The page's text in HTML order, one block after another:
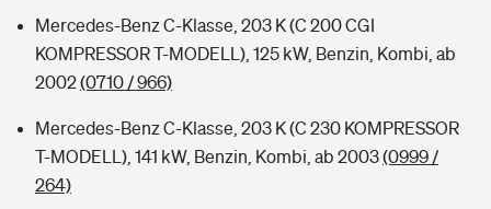
Mercedes-Benz C-Klasse, 203 K (C 200 CGI
KOMPRESSOR T-MODELL), 125 kW, Benzin, Kombi, ab
2002(0710 / 966)
Mercedes-Benz C-Klasse, 203 K (C 230 KOMPRESSOR
T-MODELL), 141 kW, Benzin, Kombi, ab 2003(0999 /
264)